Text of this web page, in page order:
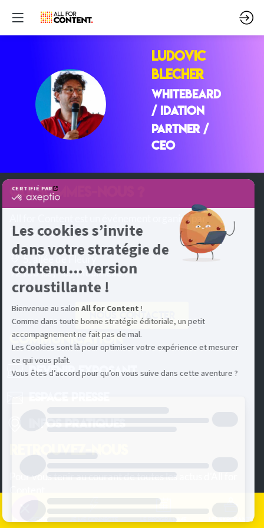
LB
Ludovic
BLECHER
WHITEBEARD
/ IDATION
Partner /
CEO
QUI SOMMES-NOUS ?
All for Content est un événement organisé par
DotEvents
92130 Issy-les-Moulineaux
Nous contacter
COMMUNICATION
Devenir Exposant
Infos pratiques
RETROUVEZ-NOUS
Pour vous tenir au courant de toutes les actus d'All for
Je m'inscris Les exposants